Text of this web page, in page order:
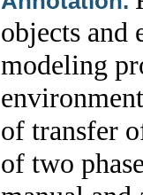
objects and
modeling
of transfer
of two